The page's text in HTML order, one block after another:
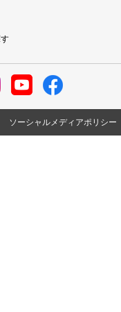
ソーシャルメディアポリシー